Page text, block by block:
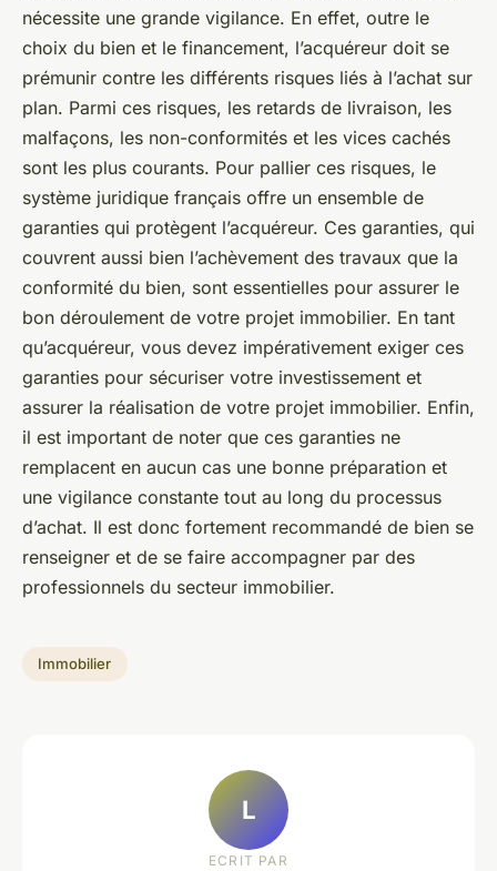
nécessite une grande vigilance. En effet, outre le
choix du bien et le financement, l’acquéreur doit se
prémunir contre les différents risques liés à l’achat sur
plan. Parmi ces risques, les retards de livraison, les
malfaçons, les non-conformités et les vices cachés
sont les plus courants. Pour pallier ces risques, le
système juridique français offre un ensemble de
garanties qui protègent l’acquéreur. Ces garanties, qui
couvrent aussi bien l’achèvement des travaux que la
conformité du bien, sont essentielles pour assurer le
bon déroulement de votre projet immobilier. En tant
qu’acquéreur, vous devez impérativement exiger ces
garanties pour sécuriser votre investissement et
assurer la réalisation de votre projet immobilier. Enfin,
il est important de noter que ces garanties ne
remplacent en aucun cas une bonne préparation et
une vigilance constante tout au long du processus
d’achat. Il est donc fortement recommandé de bien se
renseigner et de se faire accompagner par des
professionnels du secteur immobilier.
Immobilier
L
ECRIT PAR